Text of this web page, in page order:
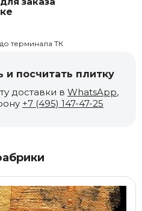
терминала ТК
посчитать плитку
доставки в WhatsApp,
+7 (495) 147-47-25